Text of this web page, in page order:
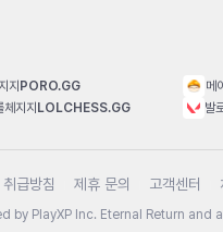
지PORO.GG
지지LOLCHESS.GG
메
발
급방침 제휴 문의 고객센터
by PlayXP Inc. Eternal Return